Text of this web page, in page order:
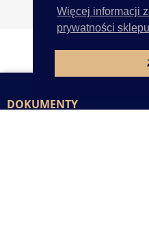
Więcej informacji
prywatności sklepu
DOKUMENTY